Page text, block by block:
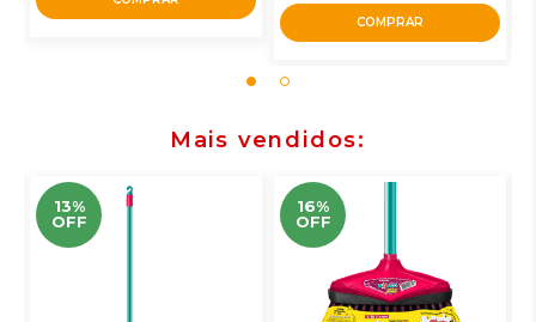
COMPRAR
Mais vendidos
13%
OFF
16%
OFF